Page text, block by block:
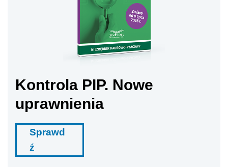
Kontrola PIP. Nowe
uprawnienia
Sprawd
ź